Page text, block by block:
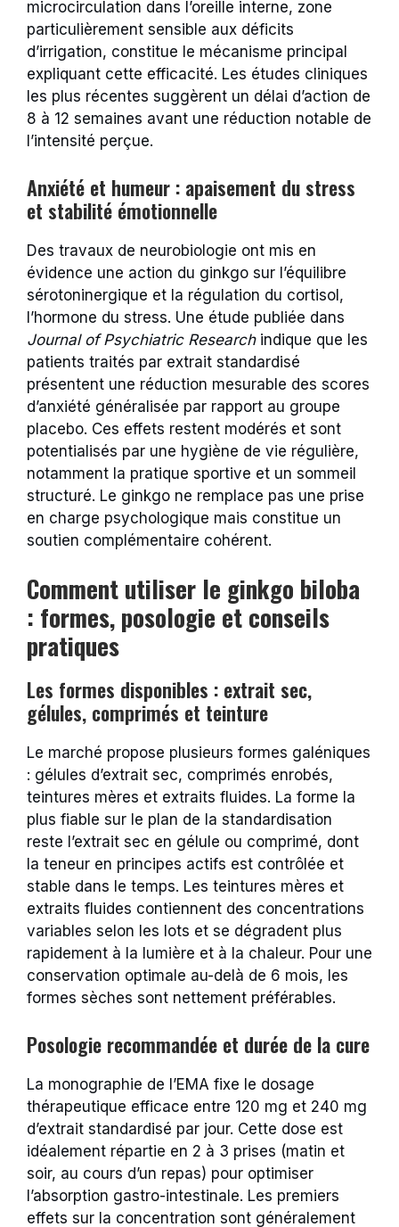
microcirculation dans l’oreille interne, zone
particulièrement sensible aux déficits
d’irrigation, constitue le mécanisme principal
expliquant cette efficacité. Les études cliniques
les plus récentes suggèrent un délai d’action de
8 à 12 semaines avant une réduction notable de
l’intensité perçue.
Anxiété et humeur : apaisement du stress
et stabilité émotionnelle
Des travaux de neurobiologie ont mis en
évidence une action du ginkgo sur l’équilibre
sérotoninergique et la régulation du cortisol,
l’hormone du stress. Une étude publiée dans
Journal of Psychiatric Researchindique que les
patients traités par extrait standardisé
présentent une réduction mesurable des scores
d’anxiété généralisée par rapport au groupe
placebo. Ces effets restent modérés et sont
potentialisés par une hygiène de vie régulière,
notamment la pratique sportive et un sommeil
structuré. Le ginkgo ne remplace pas une prise
en charge psychologique mais constitue un
soutien complémentaire cohérent.
Comment utiliser le ginkgo biloba
: formes, posologie et conseils
pratiques
Les formes disponibles : extrait sec,
gélules, comprimés et teinture
Le marché propose plusieurs formes galéniques
: gélules d’extrait sec, comprimés enrobés,
teintures mères et extraits fluides. La forme la
plus fiable sur le plan de la standardisation
reste l’extrait sec en gélule ou comprimé, dont
la teneur en principes actifs est contrôlée et
stable dans le temps. Les teintures mères et
extraits fluides contiennent des concentrations
variables selon les lots et se dégradent plus
rapidement à la lumière et à la chaleur. Pour une
conservation optimale au-delà de 6 mois, les
formes sèches sont nettement préférables.
Posologie recommandée et durée de la cure
La monographie de l’EMA fixe le dosage
thérapeutique efficace entre 120 mg et 240 mg
d’extrait standardisé par jour. Cette dose est
idéalement répartie en 2 à 3 prises (matin et
soir, au cours d’un repas) pour optimiser
l’absorption gastro-intestinale. Les premiers
effets sur la concentration sont généralement